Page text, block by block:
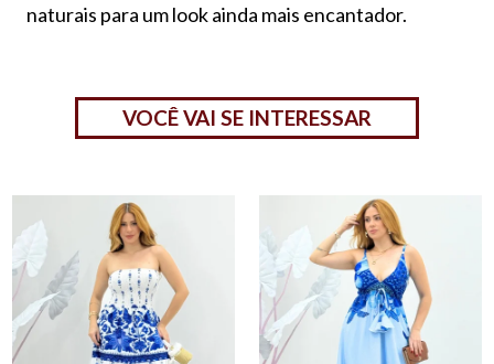
naturais para um look ainda mais encantador.
VOCÊ VAI SE INTERESSAR